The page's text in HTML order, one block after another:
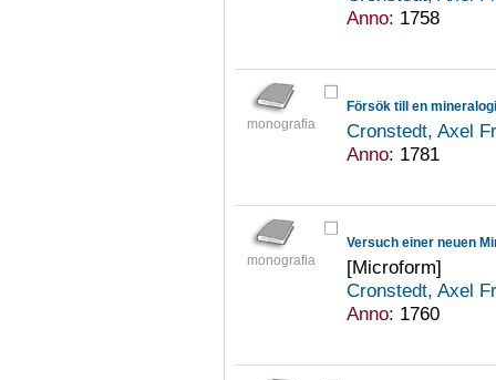
Anno: 1758
monografia
Försök till en
Cronstedt, Axel
Anno: 1781
monografia
Versuch einer neuen
[Microform]
Cronstedt, Axel
Anno: 1760